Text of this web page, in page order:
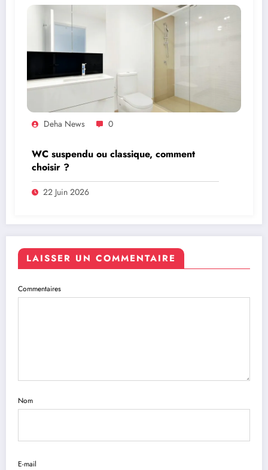
Deha News 0
WC suspendu ou classique, comment
choisir ?
22 Juin 2026
LAISSER UN COMMENTAIRE
Commentaires
Nom
E-mail